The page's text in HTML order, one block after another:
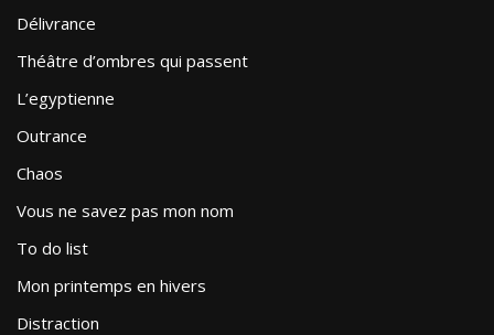
Délivrance
Théâtre d’ombres qui passent
L’egyptienne
Outrance
Chaos
Vous ne savez pas mon nom
To do list
Mon printemps en hivers
Distraction